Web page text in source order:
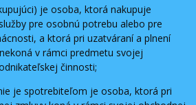
je osoba, ktorá nakupuje
pre osobnú potrebu alebo pre
a ktorá pri uzatváraní a plnení
v rámci predmetu svojej
činnosti;
je spotrebiteľom je osoba, ktorá pri